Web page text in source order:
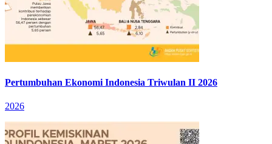
Pertumbuhan Ekonomi Indonesia Triwulan II 2026
2026